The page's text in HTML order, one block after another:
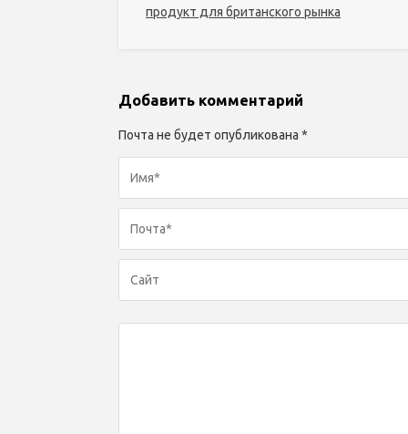
продукт для британского рынка
Добавить комментарий
Почта не будет опубликована *